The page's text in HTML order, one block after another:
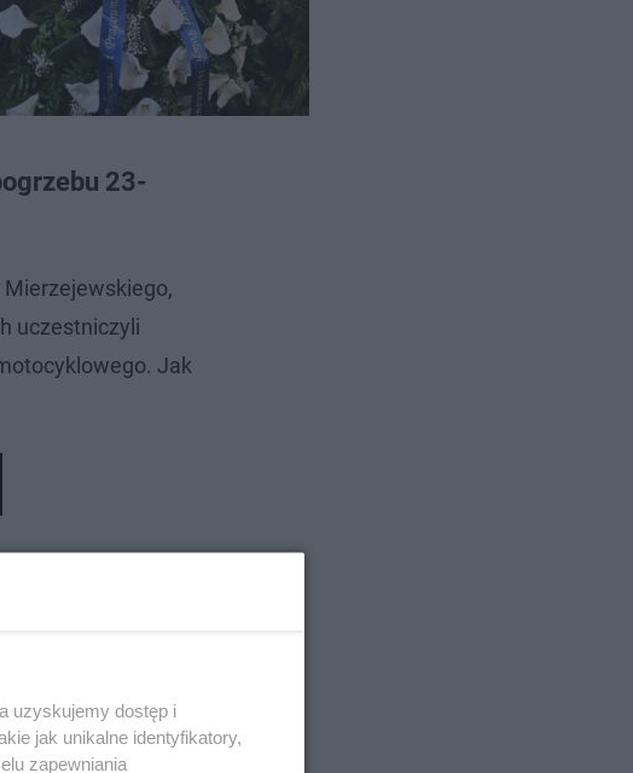
Kacpra
23-
uczestniczyli
Jak
uzyskujemy dostęp i
jak unikalne identyfikatory,
zapewniania